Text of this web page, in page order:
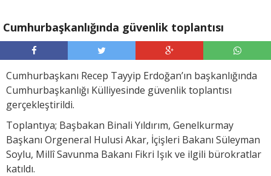
Cumhurbaşkanlığında güvenlik toplantısı
Cumhurbaşkanı Recep Tayyip Erdoğan’ın başkanlığında
Cumhurbaşkanlığı Külliyesinde güvenlik toplantısı
gerçekleştirildi.
Toplantıya; Başbakan Binali Yıldırım, Genelkurmay
Başkanı Orgeneral Hulusi Akar, İçişleri Bakanı Süleyman
Soylu, Millî Savunma Bakanı Fikri Işık ve ilgili bürokratlar
katıldı.